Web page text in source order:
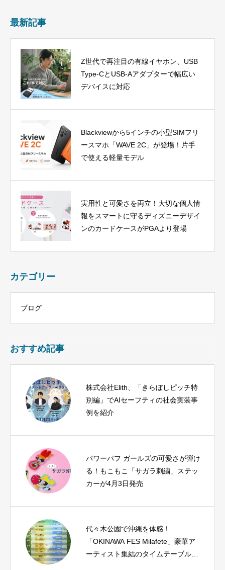
最新記事
Z世代で再注目の有線イヤホン、USB
Type-CとUSB-Aアダプターで幅広い
デバイスに対応
Blackviewから5インチの小型SIMフリ
ースマホ「WAVE 2C」が登場！片手
で使える軽量モデル
実用性と可愛さを両立！大切な個人情
報をスマートに守るディズニーデザイ
ンのカードケースがPGAより登場
カテゴリー
ブログ
おすすめ記事
株式会社Elith、「きらぼしピッチ特
別編」でAIセーフティの社会実装事
例を紹介
パワーパフ ガールズの可愛さが弾け
る！もこもこ「サガラ刺繍」ステッ
カーが4月3日発売
代々木公園で沖縄を体感！
「OKINAWA FES Milafete」豪華ア
ーティスト集結のタイムテーブルを